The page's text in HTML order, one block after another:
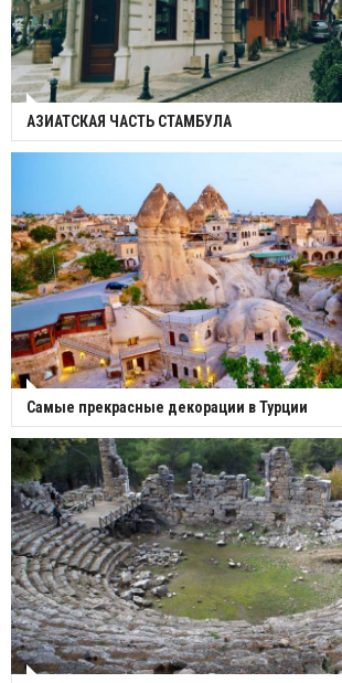
АЗИАТСКАЯ ЧАСТЬ СТАМБУЛА
Самые прекрасные декорации в Турции